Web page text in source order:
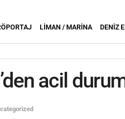
LIMAN / MARINA DENIZ
acil